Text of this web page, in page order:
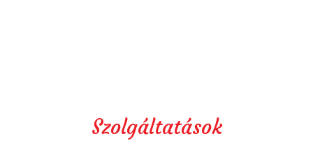
Szolgáltatások